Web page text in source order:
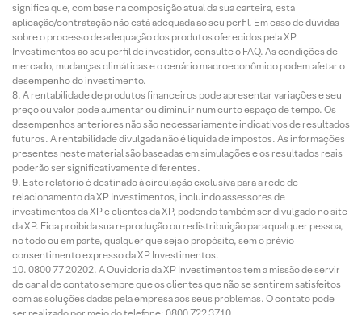
significa que, com base na composição atual da sua carteira, esta
aplicação/contratação não está adequada ao seu perfil. Em caso de dúvidas
sobre o processo de adequação dos produtos oferecidos pela XP
Investimentos ao seu perfil de investidor, consulte o FAQ. As condições de
mercado, mudanças climáticas e o cenário macroeconômico podem afetar o
desempenho do investimento.
A rentabilidade de produtos financeiros pode apresentar variações e seu
preço ou valor pode aumentar ou diminuir num curto espaço de tempo. Os
desempenhos anteriores não são necessariamente indicativos de resultados
futuros. A rentabilidade divulgada não é líquida de impostos. As informações
presentes neste material são baseadas em simulações e os resultados reais
poderão ser significativamente diferentes.
Este relatório é destinado à circulação exclusiva para a rede de
relacionamento da XP Investimentos, incluindo assessores de
investimentos da XP e clientes da XP, podendo também ser divulgado no site
da XP. Fica proibida sua reprodução ou redistribuição para qualquer pessoa,
no todo ou em parte, qualquer que seja o propósito, sem o prévio
consentimento expresso da XP Investimentos.
0800 77 20202. A Ouvidoria da XP Investimentos tem a missão de servir
de canal de contato sempre que os clientes que não se sentirem satisfeitos
com as soluções dadas pela empresa aos seus problemas. O contato pode